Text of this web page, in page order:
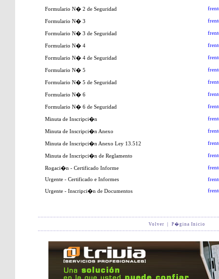
Formulario N� 2 de Seguridad
Formulario N� 3
Formulario N� 3 de Seguridad
Formulario N� 4
Formulario N� 4 de Seguridad
Formulario N� 5
Formulario N� 5 de Seguridad
Formulario N� 6
Formulario N� 6 de Seguridad
Minuta de Inscripci�n
Minuta de Inscripci�n Anexo
Minuta de Inscripci�n Anexo Ley 13.512
Minuta de Inscripci�n de Reglamento
Rogaci�n - Certificado Informe
Urgente - Certificado e Informes
Urgente - Inscripci�n de Documentos
Volver P�gina Inicio